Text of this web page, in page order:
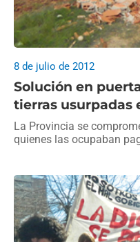
Solución en
tierras usurpadas
8 de julio de 2012
La Provincia se
quienes las ocupaban